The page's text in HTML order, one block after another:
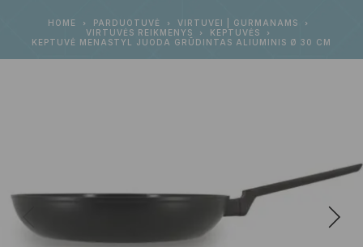
HOME PARDUOTUVĖ
VIRTUVEI | GURMANAMS
VIRTUVĖS REIKMENYS
KEPTUVĖS
KEPTUVĖ MENASTYL JUODA GRŪDINTAS ALIUMINIS Ø 30 CM